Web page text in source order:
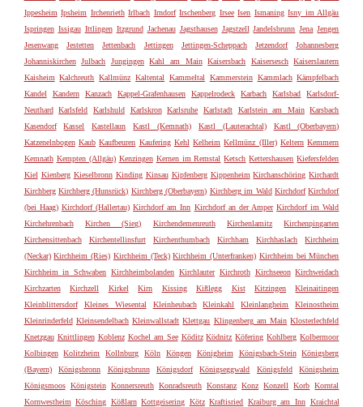
Ippesheim Ipsheim Irchenrieth Irlbach Irndorf Irschenberg Irsee Isen Ismaning Isny im Allgäu
Ispringen Issigau Ittlingen Itzgrund Jachenau Jagsthausen Jagstzell Jandelsbrunn Jena Jengen
Jesenwang
Jestetten Jettenbach Jettingen Jettingen-Scheppach Jetzendorf
Johannesberg
Johanniskirchen
Julbach Jungingen Kahl am Main Kaisersbach Kaisersesch
Kaiserslautern
Kaisheim Kalchreuth Kallmünz Kaltental Kammeltal Kammerstein Kammlach Kämpfelbach
Kandel
Kandern Kanzach Kappel-Grafenhausen Kappelrodeck Karbach Karlsbad
Karlsdorf-
Neuthard
Karlsfeld Karlshuld Karlskron Karlsruhe Karlstadt Karlstein am Main
Karsbach
Kasendorf
Kassel Kastellaun Kastl (Kemnath) Kastl (Lauterachtal)
Kastl (Oberbayern)
Katzenelnbogen Kaub Kaufbeuren Kaufering Kehl Kelheim Kellmünz (Iller) Keltern Kemmern
Kemnath Kempten (Allgäu) Kenzingen Kernen im Remstal Ketsch Kettershausen Kiefersfelden
Kiel Kienberg Kieselbronn Kinding Kinsau Kipfenberg Kippenheim Kirchanschöring Kirchardt
Kirchberg Kirchberg (Hunsrück) Kirchberg (Oberbayern) Kirchberg im Wald Kirchdorf Kirchdorf
(bei Haag) Kirchdorf (Hallertau) Kirchdorf am Inn Kirchdorf an der Amper Kirchdorf im Wald
Kirchehrenbach
Kirchen (Sieg) Kirchendemenreuth Kirchenlamitz
Kirchenpingarten
Kirchensittenbach
Kirchentellinsfurt Kirchenthumbach Kirchham Kirchhaslach
Kirchheim
(Neckar) Kirchheim (Ries) Kirchheim (Teck) Kirchheim (Unterfranken) Kirchheim bei München
Kirchheim in Schwaben Kirchheimbolanden Kirchlauter Kirchroth Kirchseeon Kirchweidach
Kirchzarten
Kirchzell Kirkel Kirn Kissing Kißlegg Kist Kitzingen
Kleinaitingen
Kleinblittersdorf
Kleines Wiesental Kleinheubach Kleinkahl Kleinlangheim
Kleinostheim
Kleinrinderfeld Kleinsendelbach Kleinwallstadt Klettgau Klingenberg am Main Klosterlechfeld
Knetzgau Knittlingen Koblenz Kochel am See Köditz Ködnitz Köfering Kohlberg Kolbermoor
Kolbingen
Kolitzheim Kollnburg Köln Köngen Königheim Königsbach-Stein
Königsberg
(Bayern)
Königsbronn Königsbrunn Königsdorf Königseggwald Königsfeld
Königsheim
Königsmoos Königstein Konnersreuth Konradsreuth Konstanz Konz Konzell Korb Korntal
Kornwestheim Kösching Kößlarn Kottgeisering Kötz Kraftisried Kraiburg am Inn Kraichtal